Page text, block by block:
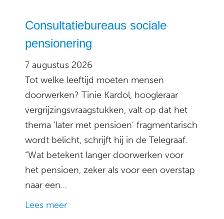
Consultatiebureaus sociale
pensionering
7 augustus 2026
Tot welke leeftijd moeten mensen
doorwerken? Tinie Kardol, hoogleraar
vergrijzingsvraagstukken, valt op dat het
thema ‘later met pensioen’ fragmentarisch
wordt belicht, schrijft hij in de Telegraaf.
“Wat betekent langer doorwerken voor
het pensioen, zeker als voor een overstap
naar een…
Lees meer